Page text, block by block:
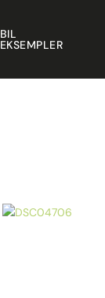
BIL
EKSEMPLER